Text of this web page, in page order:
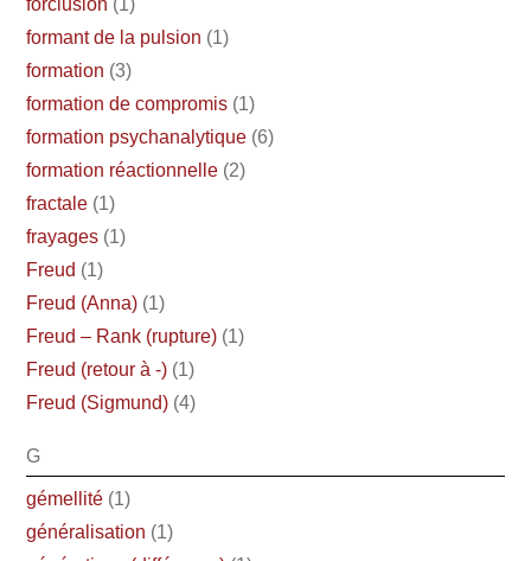
formant de la pulsion (1)
formation (3)
formation de compromis (1)
formation psychanalytique (6)
formation réactionnelle (2)
fractale (1)
frayages (1)
Freud (1)
Freud (Anna) (1)
Freud – Rank (rupture) (1)
Freud (retour à -) (1)
Freud (Sigmund) (4)
G
gémellité (1)
généralisation (1)